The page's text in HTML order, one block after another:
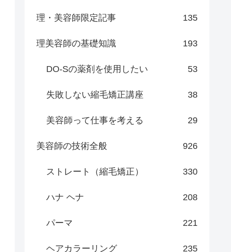
理・美容師限定記事 135
理美容師の基礎知識 193
DO-Sの薬剤を使用したい 53
失敗しない縮毛矯正講座 38
美容師って仕事を考える 29
美容師の技術全般 926
ストレート（縮毛矯正） 330
ハナ ヘナ 208
パーマ 221
ヘアカラーリング 235